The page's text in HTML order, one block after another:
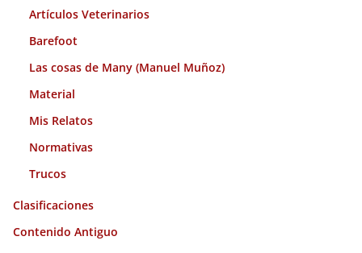
Artículos Veterinarios
Barefoot
Las cosas de Many (Manuel Muñoz)
Material
Mis Relatos
Normativas
Trucos
Clasificaciones
Contenido Antiguo